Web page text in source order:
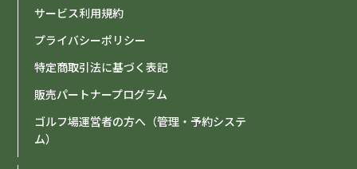
サービス利用規約
プライバシーポリシー
特定商取引法に基づく表記
販売パートナープログラム
ゴルフ場運営者の方へ（管理・予約システ
ム）